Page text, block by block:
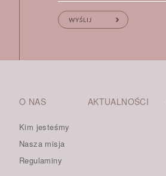
O NAS
Kim jesteśmy
Nasza misja
Regulaminy
AKTUALNOŚCI